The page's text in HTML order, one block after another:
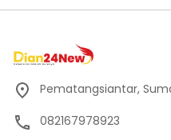
Pematangsiantar,
082167978923